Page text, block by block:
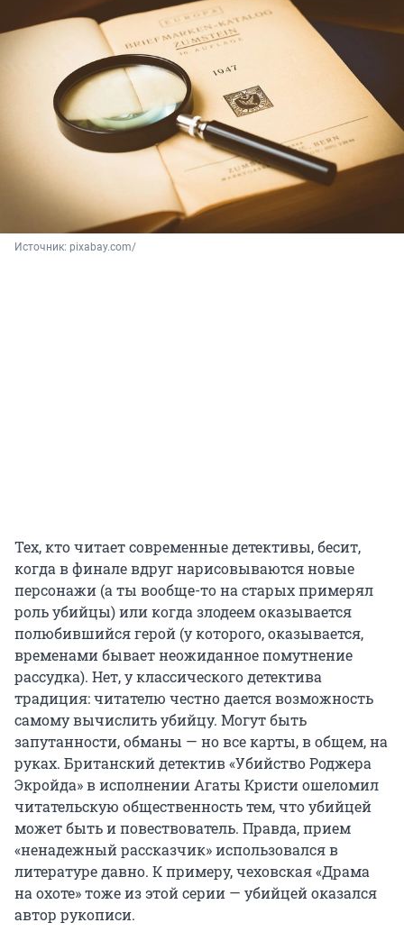
Источник: pixabay.com/
Тех, кто читает современные детективы, бесит,
когда в финале вдруг нарисовываются новые
персонажи (а ты вообще-то на старых примерял
роль убийцы) или когда злодеем оказывается
полюбившийся герой (у которого, оказывается,
временами бывает неожиданное помутнение
рассудка). Нет, у классического детектива
традиция: читателю честно дается возможность
самому вычислить убийцу. Могут быть
запутанности, обманы — но все карты, в общем, на
руках. Британский детектив «Убийство Роджера
Экройда» в исполнении Агаты Кристи ошеломил
читательскую общественность тем, что убийцей
может быть и повествователь. Правда, прием
«ненадежный рассказчик» использовался в
литературе давно. К примеру, чеховская «Драма
на охоте» тоже из этой серии — убийцей оказался
автор рукописи.